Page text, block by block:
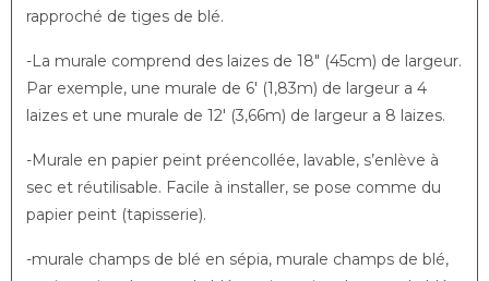
rapproché de tiges de blé.
-La murale comprend des laizes de 18″ (45cm) de largeur.
Par exemple, une murale de 6′ (1,83m) de largeur a 4
laizes et une murale de 12′ (3,66m) de largeur a 8 laizes.
-Murale en papier peint préencollée, lavable, s’enlève à
sec et réutilisable. Facile à installer, se pose comme du
papier peint (tapisserie).
-murale champs de blé en sépia, murale champs de blé,